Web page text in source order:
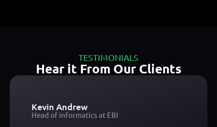
TESTIMONIALS
Hear it From Our Clients
Kevin Andrew
Head of informatics at EBI